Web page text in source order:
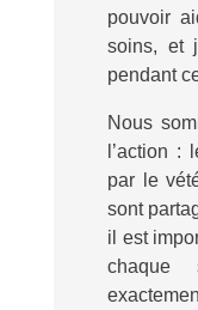
pouvoir
soins, et
pendant
Nous
l’action :
par le
sont
il est
chaque